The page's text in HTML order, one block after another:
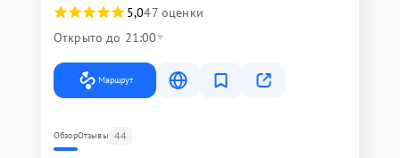
5,047 оценки
Открыто до 21:00
Маршрут
ОбзорОтзывы 44